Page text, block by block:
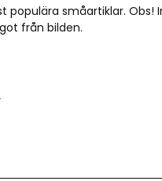
populära småartiklar. Obs!
från bilden.